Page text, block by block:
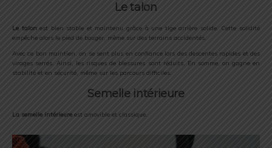
Le talon
Le talonest bien stable et maintenu grâce à une tige arrière solide. Cette solidité
empêche alors le pied de bouger, même sur des terrains accidentés.
Avec ce bon maintien, on se sent plus en confiance lors des descentes rapides et des
virages serrés. Ainsi, les risques de blessures sont réduits. En somme, on gagne en
stabilité et en sécurité, même sur les parcours difficiles.
Semelle intérieure
La semelle intérieure est amovible et classique.